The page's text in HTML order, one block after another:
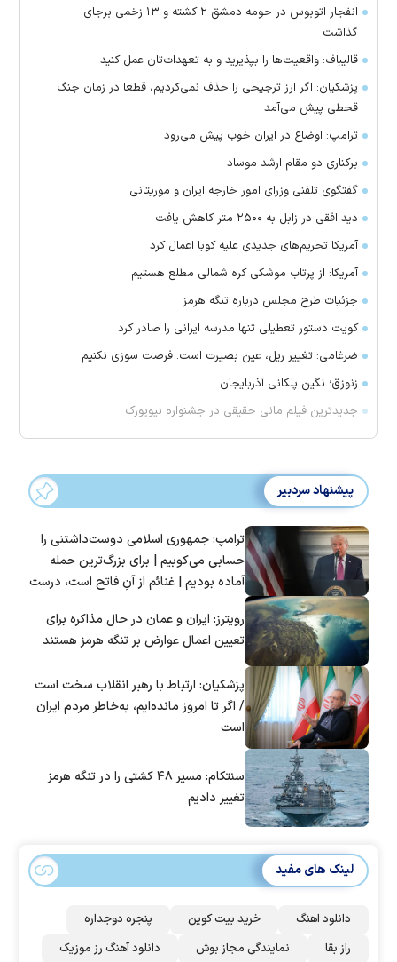
انفجار اتوبوس در حومه دمشق ۲ کشته و ۱۳ زخمی برجای
گذاشت
قالیباف: واقعیت‌ها را بپذیرید و به تعهدات‌تان عمل کنید
پزشکیان: اگر ارز ترجیحی را حذف نمی‌کردیم، قطعا در زمان جنگ
قحطی پیش می‌آمد
ترامپ: اوضاع در ایران خوب پیش می‌رود
برکناری دو مقام ارشد موساد
گفتگوی تلفنی وزرای امور خارجه ایران و موریتانی
دید افقی در زابل به ۲۵۰۰ متر کاهش یافت
آمریکا تحریم‌های جدیدی علیه کوبا اعمال کرد
آمریکا: از پرتاب موشکی کره شمالی مطلع هستیم
جزئیات طرح مجلس درباره تنگه هرمز
کویت دستور تعطیلی تنها مدرسه ایرانی را صادر کرد
ضرغامی: تغییر ریل، عین بصیرت است. فرصت سوزی نکنیم
زنوزق؛ نگین پلکانی آذربایجان
جدیدترین فیلم مانی حقیقی در جشنواره نیویورک
پیشنهاد سردبیر
ترامپ: جمهوری اسلامی دوست‌داشتنی را
حسابی می‌کوبیم | برای بزرگ‌ترین حمله
آماده بودیم | غنائم از آنِ فاتح است، درست
رویترز: ایران و عمان در حال مذاکره برای
تعیین اعمال عوارض بر تنگه هرمز هستند
پزشکیان: ارتباط با رهبر انقلاب سخت است
/ اگر تا امروز مانده‌ایم، به‌خاطر مردم ایران
است
سنتکام: مسیر ۴۸ کشتی را در تنگه هرمز
تغییر دادیم
لینک های مفید
دانلود اهنگ خرید بیت کوین
پنجره دوجداره
راز بقا
نمایندگی مجاز بوش دانلود آهنگ رز‌ موزیک